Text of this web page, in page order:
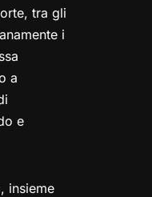
tra gli
i
a
e
insieme